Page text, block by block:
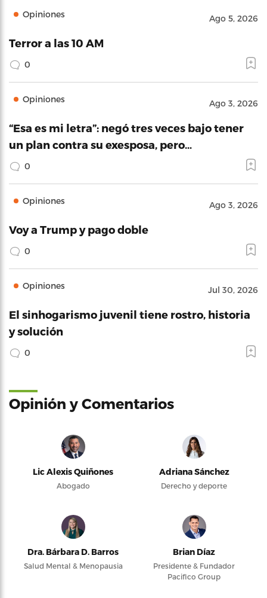
Opiniones Ago 5, 2026
Terror a las 10 AM
0
Opiniones Ago 3, 2026
“Esa es mi letra”: negó tres veces bajo tener
un plan contra su exesposa, pero…
0
Opiniones Ago 3, 2026
Voy a Trump y pago doble
0
Opiniones Jul 30, 2026
El sinhogarismo juvenil tiene rostro, historia
y solución
0
Opinión y Comentarios
Lic Alexis Quiñones
Abogado
Adriana Sánchez
Derecho y deporte
Dra. Bárbara D. Barros
Salud Mental & Menopausia
Brian Díaz
Presidente & Fundador
Pacifico Group